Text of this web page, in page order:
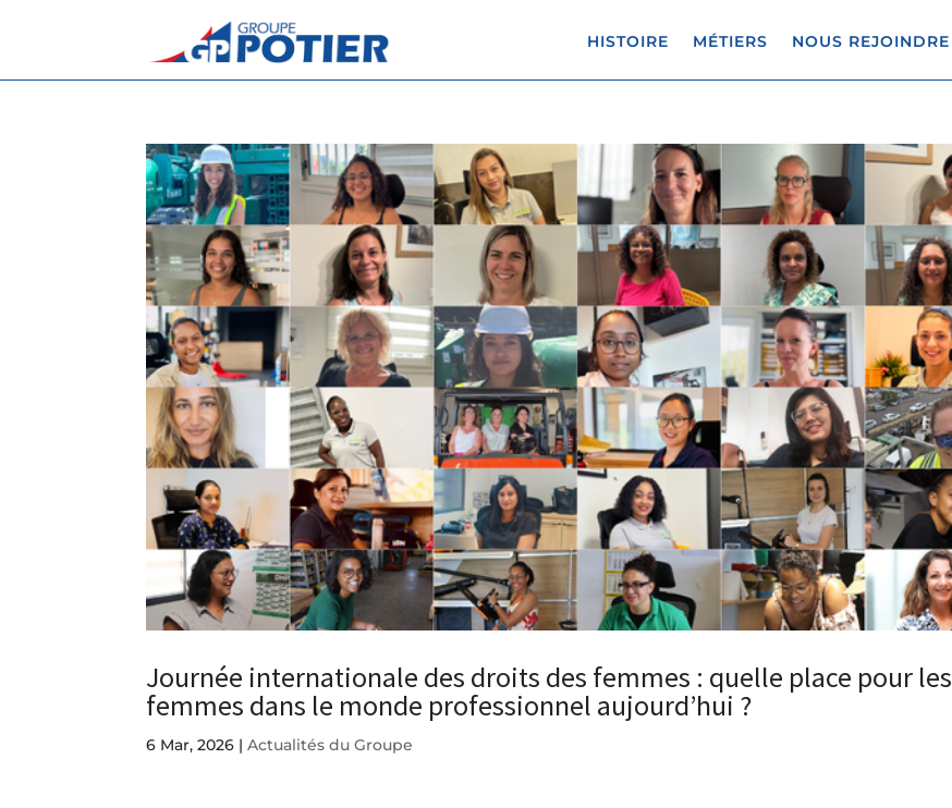
HISTOIRE MÉTIERS NOUS REJOINDRE
Journée internationale des droits des femmes : quelle place pour les
femmes dans le monde professionnel aujourd’hui ?
6 Mar, 2026 |Actualités du Groupe